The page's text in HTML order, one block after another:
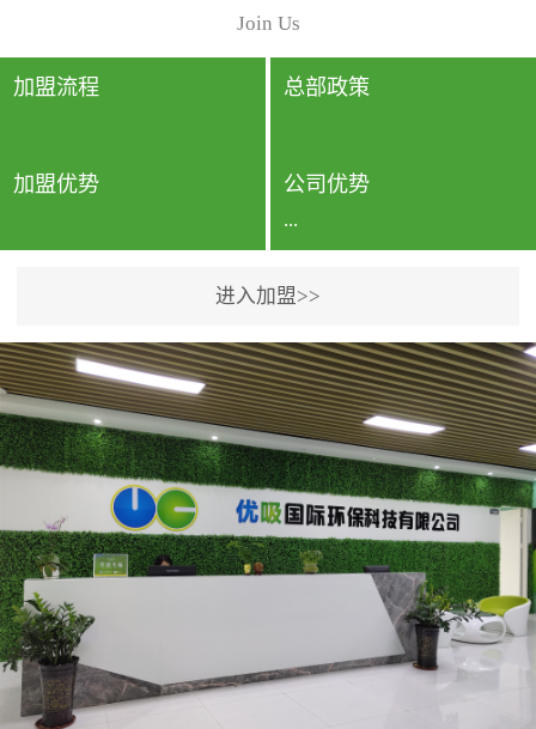
内空间都有整体消毒的需
要。因为空间内人流携带
的、空气...
法，空气采样量准确，检
测结果可靠，远胜于其他
检测...
Join Us
加盟流程 总部政策
加盟优势 公司优势
...
专利保护优势、双甲资质
企业（“室内环境净化治理
甲级施工资质”“室内环境
污染治理资质等级证
书”）、拥有多名高级《环
境工程高级工程师》室内
空气治理资格认证的治理
人员、掌握室内空气净化
治理实用技术和五项专利
技术、八项计算机软件著
作权登记证书等。研发实
进入加盟>>